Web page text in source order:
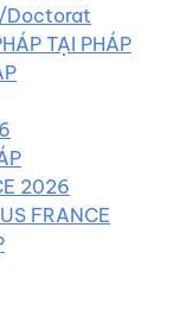
Doctorat
TẠI PHÁP
2026
FRANCE